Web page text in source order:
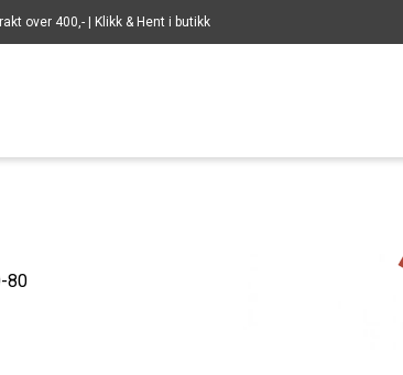
over 400,- | Klikk & Hent i butikk
80